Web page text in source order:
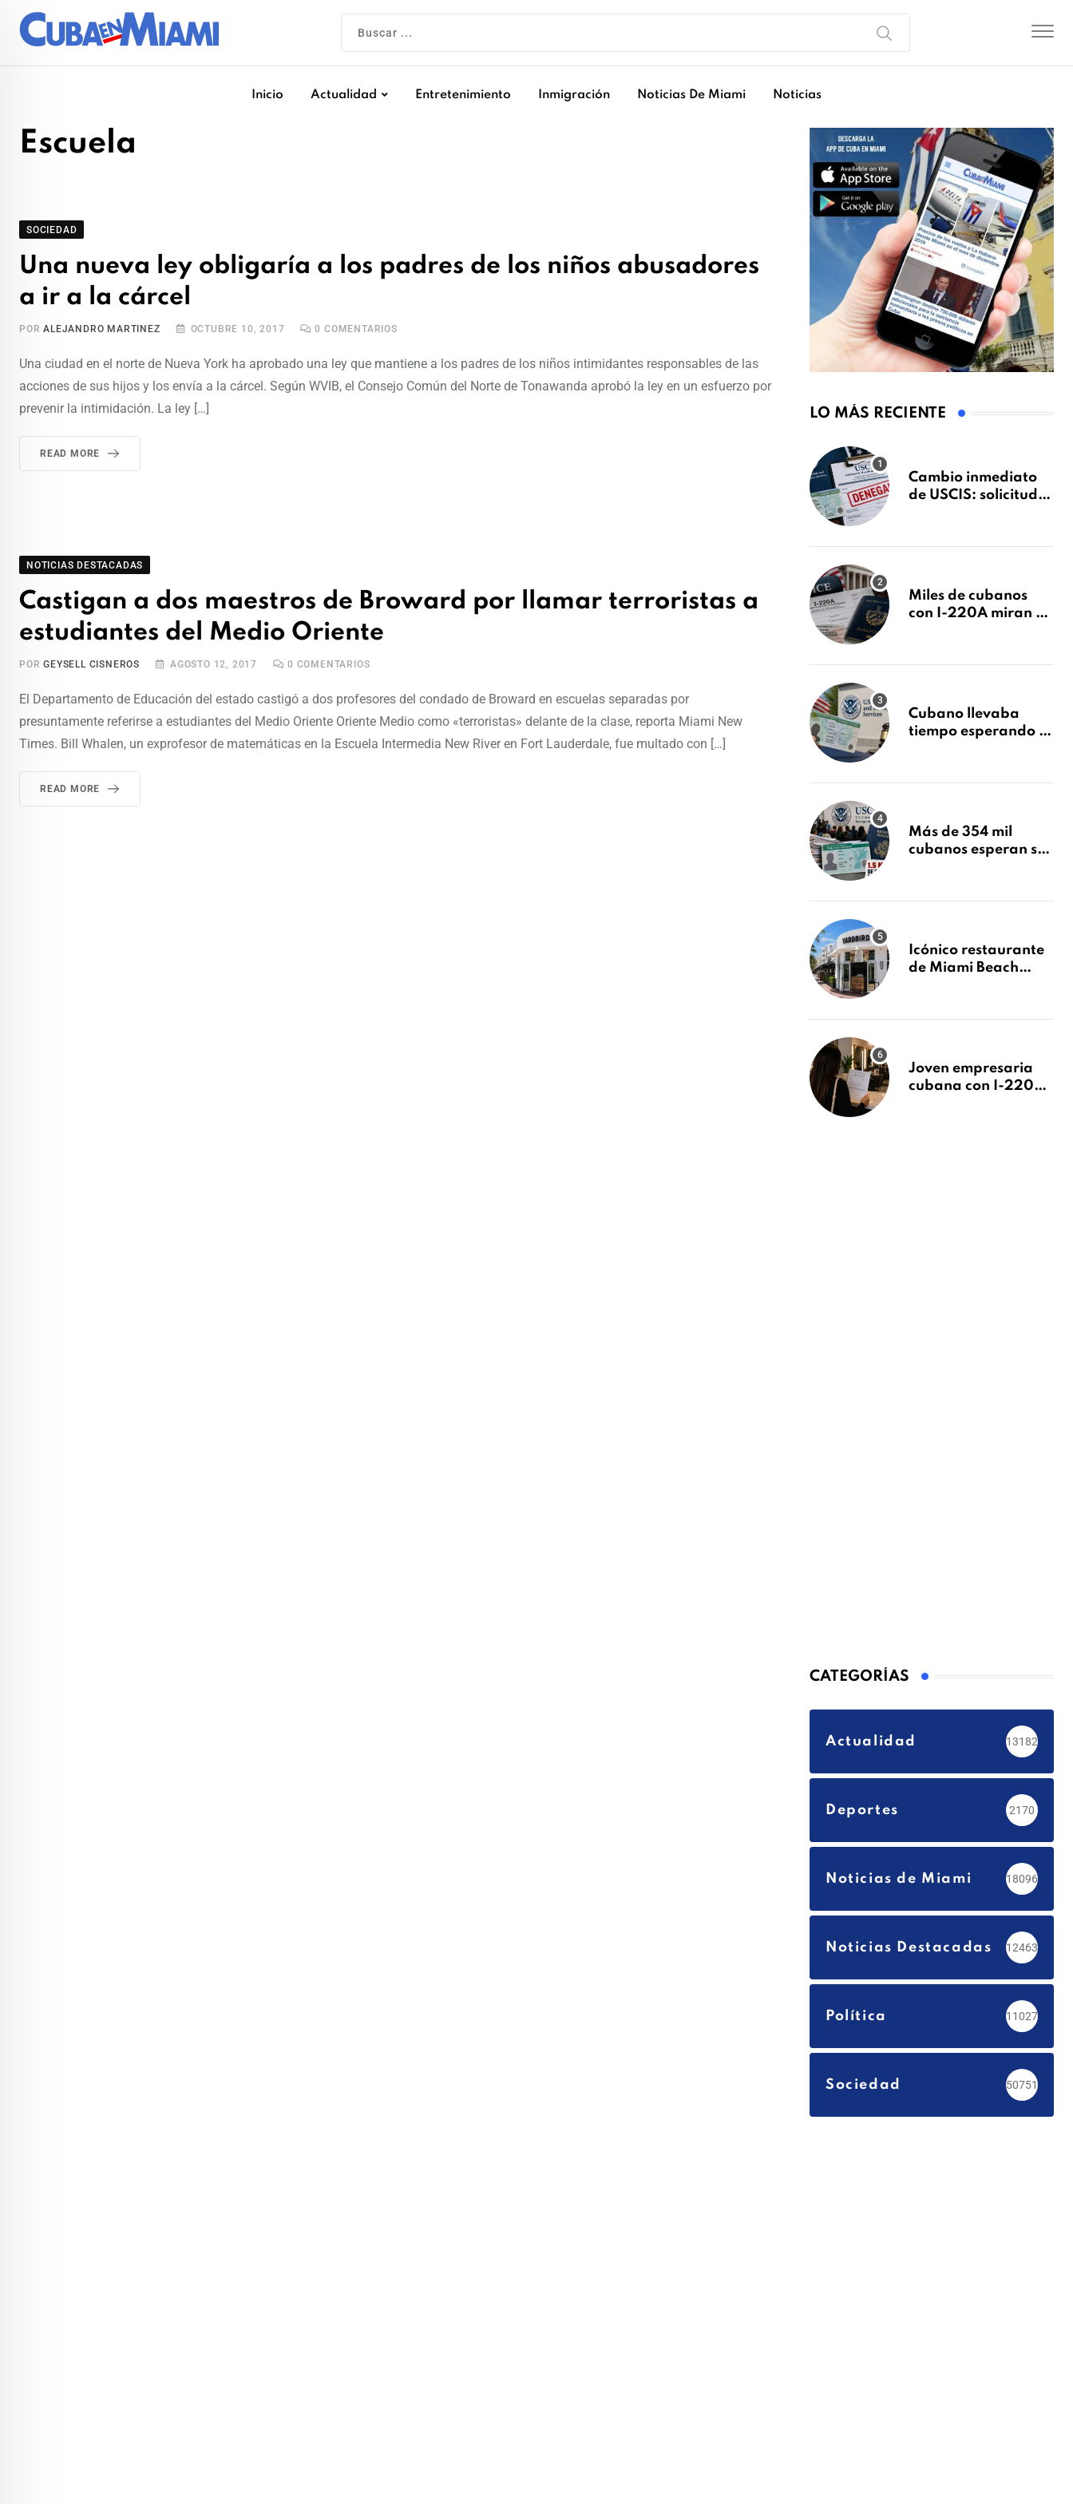
Inicio Actualidad Entretenimiento Inmigración Noticias De Miami Noticias
Escuela
SOCIEDAD
Una nueva ley obligaría a los padres de los niños abusadores
a ir a la cárcel
PORALEJANDRO MARTINEZ OCTUBRE 10, 2017 0 COMENTARIOS
Una ciudad en el norte de Nueva York ha aprobado una ley que mantiene a los padres de los niños intimidantes responsables de las
acciones de sus hijos y los envía a la cárcel. Según WVIB, el Consejo Común del Norte de Tonawanda aprobó la ley en un esfuerzo por
prevenir la intimidación. La ley […]
READ MORE
NOTICIAS DESTACADAS
Castigan a dos maestros de Broward por llamar terroristas a
estudiantes del Medio Oriente
PORGEYSELL CISNEROS AGOSTO 12, 2017 0 COMENTARIOS
El Departamento de Educación del estado castigó a dos profesores del condado de Broward en escuelas separadas por
presuntamente referirse a estudiantes del Medio Oriente Oriente Medio como «terroristas» delante de la clase, reporta Miami New
Times. Bill Whalen, un exprofesor de matemáticas en la Escuela Intermedia New River en Fort Lauderdale, fue multado con […]
READ MORE
LO MÁS RECIENTE
Cambio inmediato
de USCIS: solicitudes
sin previo aviso
Miles de cubanos
con I-220A miran al
decidirse en una
Cubano llevaba
tiempo esperando su
tras Writ of
Más de 354 mil
cubanos esperan su
millones de
Icónico restaurante
de Miami Beach
después de 15 años
Joven empresaria
cubana con I-220A
CATEGORÍAS
Actualidad 13182
Deportes 2170
Noticias de Miami 18096
Noticias Destacadas 12463
Política 11027
Sociedad 50751